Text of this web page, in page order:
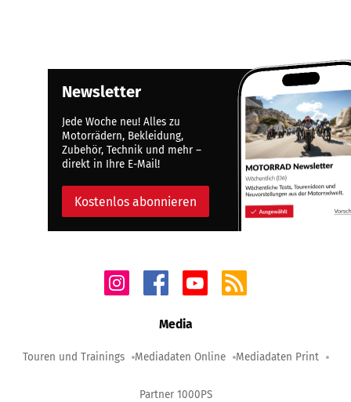
Newsletter
Jede Woche neu! Alles zu
Motorrädern, Bekleidung,
Zubehör, Technik und mehr –
direkt in Ihre E-Mail!
Kostenlos abonnieren
Media
Touren und Trainings Mediadaten Online Mediadaten Print
Partner 1000PS